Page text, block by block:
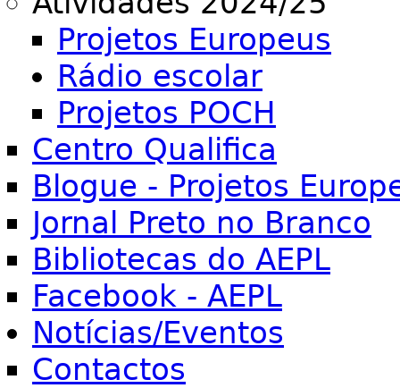
Projetos Europeus
Rádio escolar
Projetos POCH
Centro Qualifica
Blogue - Projetos
Jornal Preto no Branco
Bibliotecas do AEPL
Facebook - AEPL
Notícias/Eventos
Contactos